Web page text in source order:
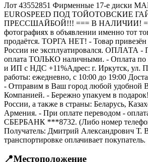
Лот 43552851 Фирменные 17-е диски
EUROSPEED ПОД ТОЙОТОВСКИЕ
ПРЕССШАЙБОЙ!!! === B НАЛИЧИИ!
фотографиях в объявлении именно тот
продаётся. ТОРГА НЕТ! - Товар
России не эксплуатировался. ОПЛАТА -
оплата ТОЛЬКО наличными. - Оплата
и ИП с НДС +11%Адрес: г. Иркутск, ул.
работы: ежедневно, с 10:00 до 19:00
- Отправим в Ваш город любой удобной
Компанией. - Бережно упакуем в
России, а также в страны: Беларусь,
Армения. - При оплате переводом -
СБЕРБАНК ***8732. (Либо номер
Получатель: Дмитрий Александрович Т.
транспортировке оплачивает покупатель.
📍Местоположение